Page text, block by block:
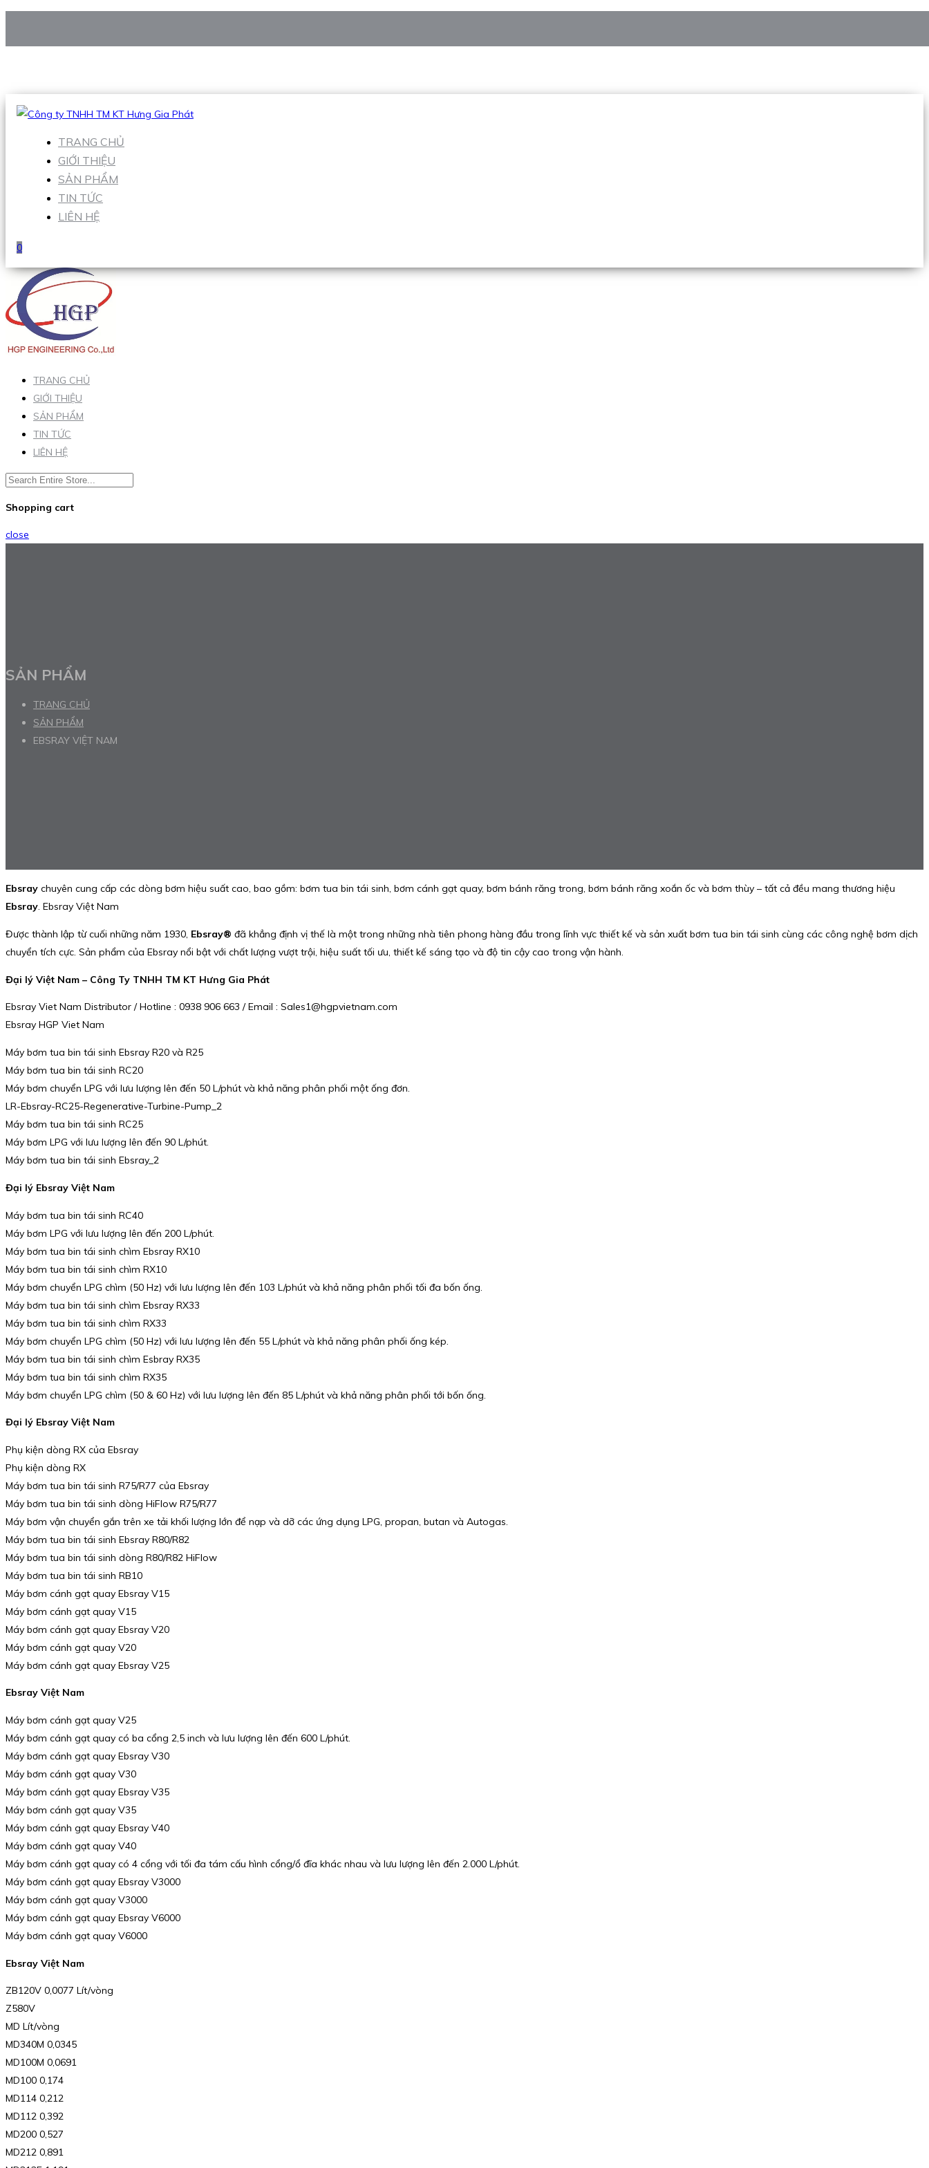
Hotline:0938 906 663
TRANG CHỦ
GIỚI THIỆU
SẢN PHẨM
TIN TỨC
LIÊN HỆ
0
TRANG CHỦ
GIỚI THIỆU
SẢN PHẨM
TIN TỨC
LIÊN HỆ
Shopping cart
close
SẢN PHẨM
TRANG CHỦ
SẢN PHẨM
EBSRAY VIỆT NAM
Ebsray chuyên cung cấp các dòng bơm hiệu suất cao, bao gồm: bơm tua bin tái sinh, bơm cánh gạt quay, bơm bánh răng trong, bơm bánh răng xoắn ốc và bơm thùy – tất cả đều mang thương hiệu
Ebsray. Ebsray Việt Nam
Được thành lập từ cuối những năm 1930, Ebsray® đã khẳng định vị thế là một trong những nhà tiên phong hàng đầu trong lĩnh vực thiết kế và sản xuất bơm tua bin tái sinh cùng các công nghệ bơm dịch
chuyển tích cực. Sản phẩm của Ebsray nổi bật với chất lượng vượt trội, hiệu suất tối ưu, thiết kế sáng tạo và độ tin cậy cao trong vận hành.
Đại lý Việt Nam – Công Ty TNHH TM KT Hưng Gia Phát
Ebsray Viet Nam Distributor / Hotline : 0938 906 663 / Email : Sales1@hgpvietnam.com
Ebsray HGP Viet Nam
Máy bơm tua bin tái sinh Ebsray R20 và R25
Máy bơm tua bin tái sinh RC20
Máy bơm chuyển LPG với lưu lượng lên đến 50 L/phút và khả năng phân phối một ống đơn.
LR-Ebsray-RC25-Regenerative-Turbine-Pump_2
Máy bơm tua bin tái sinh RC25
Máy bơm LPG với lưu lượng lên đến 90 L/phút.
Máy bơm tua bin tái sinh Ebsray_2
Đại lý Ebsray Việt Nam
Máy bơm tua bin tái sinh RC40
Máy bơm LPG với lưu lượng lên đến 200 L/phút.
Máy bơm tua bin tái sinh chìm Ebsray RX10
Máy bơm tua bin tái sinh chìm RX10
Máy bơm chuyển LPG chìm (50 Hz) với lưu lượng lên đến 103 L/phút và khả năng phân phối tối đa bốn ống.
Máy bơm tua bin tái sinh chìm Ebsray RX33
Máy bơm tua bin tái sinh chìm RX33
Máy bơm chuyển LPG chìm (50 Hz) với lưu lượng lên đến 55 L/phút và khả năng phân phối ống kép.
Máy bơm tua bin tái sinh chìm Esbray RX35
Máy bơm tua bin tái sinh chìm RX35
Máy bơm chuyển LPG chìm (50 & 60 Hz) với lưu lượng lên đến 85 L/phút và khả năng phân phối tới bốn ống.
Đại lý Ebsray Việt Nam
Phụ kiện dòng RX của Ebsray
Phụ kiện dòng RX
Máy bơm tua bin tái sinh R75/R77 của Ebsray
Máy bơm tua bin tái sinh dòng HiFlow R75/R77
Máy bơm vận chuyển gắn trên xe tải khối lượng lớn để nạp và dỡ các ứng dụng LPG, propan, butan và Autogas.
Máy bơm tua bin tái sinh Ebsray R80/R82
Máy bơm tua bin tái sinh dòng R80/R82 HiFlow
Máy bơm tua bin tái sinh RB10
Máy bơm cánh gạt quay Ebsray V15
Máy bơm cánh gạt quay V15
Máy bơm cánh gạt quay Ebsray V20
Máy bơm cánh gạt quay V20
Máy bơm cánh gạt quay Ebsray V25
Ebsray Việt Nam
Máy bơm cánh gạt quay V25
Máy bơm cánh gạt quay có ba cổng 2,5 inch và lưu lượng lên đến 600 L/phút.
Máy bơm cánh gạt quay Ebsray V30
Máy bơm cánh gạt quay V30
Máy bơm cánh gạt quay Ebsray V35
Máy bơm cánh gạt quay V35
Máy bơm cánh gạt quay Ebsray V40
Máy bơm cánh gạt quay V40
Máy bơm cánh gạt quay có 4 cổng với tối đa tám cấu hình cổng/ổ đĩa khác nhau và lưu lượng lên đến 2.000 L/phút.
Máy bơm cánh gạt quay Ebsray V3000
Máy bơm cánh gạt quay V3000
Máy bơm cánh gạt quay Ebsray V6000
Máy bơm cánh gạt quay V6000
Ebsray Việt Nam
ZB120V 0,0077 Lít/vòng
Z580V
MD Lít/vòng
MD340M 0,0345
MD100M 0,0691
MD100 0,174
MD114 0,212
MD112 0,392
MD200 0,527
MD212 0,891